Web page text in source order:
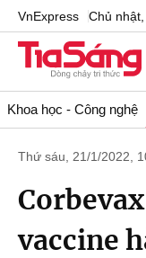
VnExpress Chủ
Khoa học - Công nghệ
Thứ sáu, 21/1/2022,
vaccine